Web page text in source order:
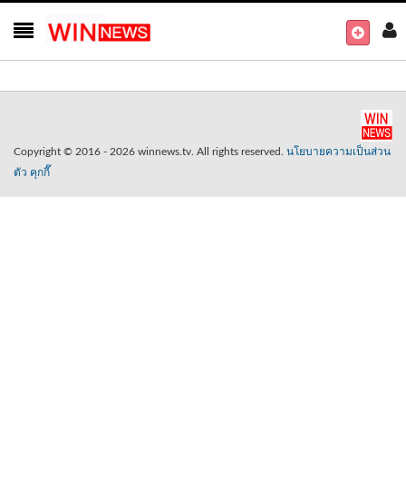
Copyright © 2016 - 2026 winnews.tv. All rights reserved. นโยบายความเป็นส่วน
ตัว คุกกี๊